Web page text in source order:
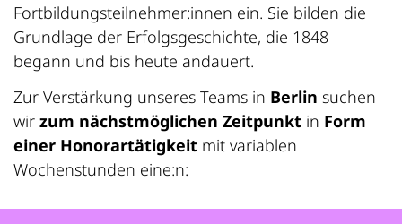
Fortbildungsteilnehmer:innen ein. Sie bilden die
Grundlage der Erfolgsgeschichte, die 1848
begann und bis heute andauert.
Zur Verstärkung unseres Teams in Berlin suchen
wir zum nächstmöglichen Zeitpunkt in Form
einer Honorartätigkeit mit variablen
Wochenstunden eine:n: